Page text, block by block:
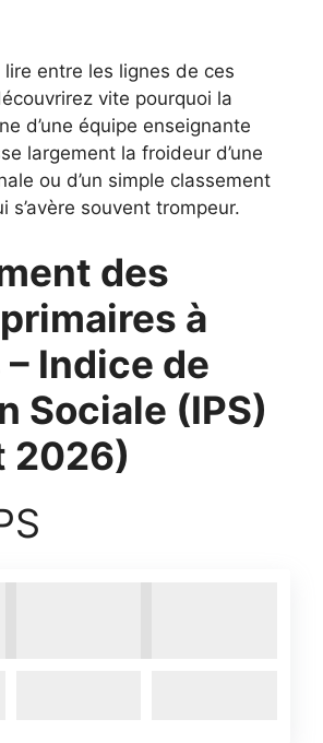
lire entre les lignes de ces
vite pourquoi la
d’une équipe enseignante
largement la froideur d’une
ou d’un simple classement
s’avère souvent trompeur.
des
à
Indice de
Sociale (IPS)
2026)